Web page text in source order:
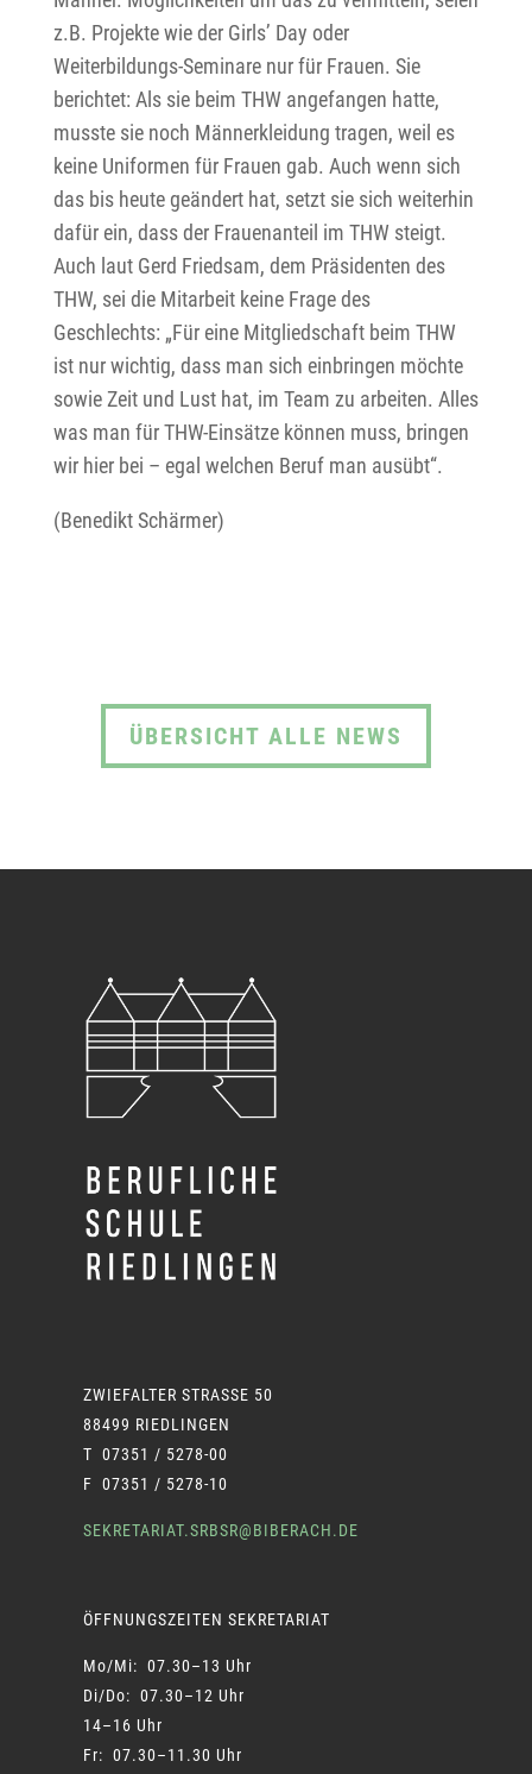
z.B. Projekte wie der Girls’ Day oder
Weiterbildungs-Seminare nur für Frauen. Sie
berichtet: Als sie beim THW angefangen hatte,
musste sie noch Männerkleidung tragen, weil es
keine Uniformen für Frauen gab. Auch wenn sich
das bis heute geändert hat, setzt sie sich weiterhin
dafür ein, dass der Frauenanteil im THW steigt.
Auch laut Gerd Friedsam, dem Präsidenten des
THW, sei die Mitarbeit keine Frage des
Geschlechts: „Für eine Mitgliedschaft beim THW
ist nur wichtig, dass man sich einbringen möchte
sowie Zeit und Lust hat, im Team zu arbeiten. Alles
was man für THW-Einsätze können muss, bringen
wir hier bei – egal welchen Beruf man ausübt“.
(Benedikt Schärmer)
ÜBERSICHT ALLE NEWS
ZWIEFALTER STRASSE 50
88499 RIEDLINGEN
T 07351 / 5278-00
F 07351 / 5278-10
SEKRETARIAT.SRBSR@BIBERACH.DE
ÖFFNUNGSZEITEN SEKRETARIAT
Mo/Mi: 07.30–13 Uhr
Di/Do: 07.30–12 Uhr
14–16 Uhr
Fr: 07.30–11.30 Uhr